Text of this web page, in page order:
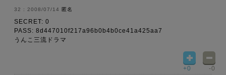
2008/07/14 匿名
SECRET: 0
PASS: 8d447010f217a96b0b4b0ce41a425aa7
うんこ三流ドラマ
+0 -0